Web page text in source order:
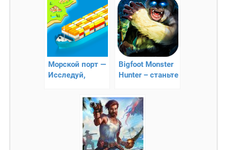
грузовиков
Морской порт —
Исследуй,
Bigfoot Monster
Hunter – станьте